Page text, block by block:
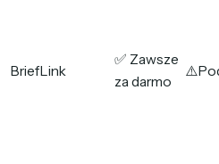
BriefLink
✅ Zawsze
za darmo